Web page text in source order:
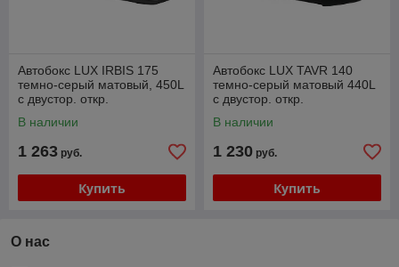
Автобокс LUX IRBIS 175
темно-серый матовый, 450L
с двустор. откр.
В наличии
1 263 руб.
Купить
Автобокс LUX TAVR 140
темно-серый матовый 440L
с двустор. откр.
В наличии
1 230 руб.
Купить
О нас